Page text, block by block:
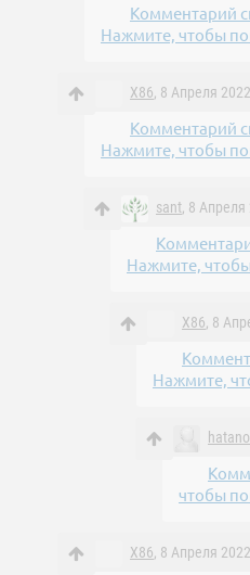
Комментарий
Нажмите, чтобы
X86, 8 Апреля
Комментарий
Нажмите, чтобы
sant, 8 Апреля
Нажмите,
X86, 8
Нажмите,
чтобы
X86, 8 Апреля